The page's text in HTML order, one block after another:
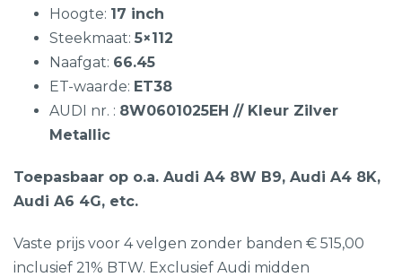
Hoogte: 17 inch
Steekmaat: 5×112
Naafgat: 66.45
ET-waarde: ET38
AUDI nr. : 8W0601025EH // Kleur Zilver
Metallic
Toepasbaar op o.a. Audi A4 8W B9, Audi A4 8K,
Audi A6 4G, etc.
Vaste prijs voor 4 velgen zonder banden € 515,00
inclusief 21% BTW. Exclusief Audi midden